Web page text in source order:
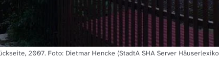
2007. Foto: Dietmar Hencke (StadtA SHA Server